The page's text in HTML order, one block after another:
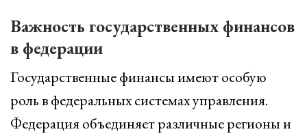
Важность государственных финансов
в федерации
Государственные финансы имеют особую
роль в федеральных системах управления.
Федерация объединяет различные регионы и